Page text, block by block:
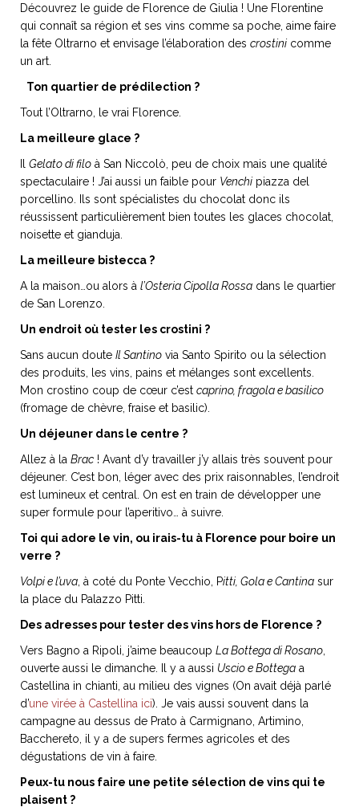
NOS ARTICLES ART ET DESIGN
Burano, la palette
superlatifs
du
ART DE VIVRE ITALIEN
Notre palette
Virtuosa Venezia
Découvrez le guide de Florence de Giulia ! Une Florentine
qui connaît sa région et ses vins comme sa poche, aime faire
la fête Oltrarno et envisage l’élaboration des crostinicomme
un art.
Ton quartier de prédilection ?
Tout l’Oltrarno, le vrai Florence.
La meilleure glace ?
Gelato di filo à San Niccolò, peu de choix mais une qualité
spectaculaire ! J’ai aussi un faible pour Venchipiazza del
porcellino. Ils sont spécialistes du chocolat donc ils
réussissent particulièrement bien toutes les glaces chocolat,
noisette et gianduja.
La meilleure bistecca ?
A la maison…ou alors à l’Osteria Cipolla Rossa dans le quartier
de San Lorenzo.
Un endroit où tester les crostini ?
Sans aucun doute Il Santino via Santo Spirito ou la sélection
des produits, les vins, pains et mélanges sont excellents.
Mon crostino coup de cœur c’est caprino, fragola e basilico
(fromage de chèvre, fraise et basilic).
Un déjeuner dans le centre ?
Allez à la Brac ! Avant d’y travailler j’y allais très souvent pour
déjeuner. C’est bon, léger avec des prix raisonnables, l’endroit
est lumineux et central. On est en train de développer une
super formule pour l’aperitivo… à suivre.
Toi qui adore le vin, ou irais-tu à Florence pour boire un
verre ?
Volpi e l’uva , à coté du Ponte Vecchio, Pitti, Gola e Cantina sur
la place du Palazzo Pitti.
Des adresses pour tester des vins hors de Florence ?
Vers Bagno a Ripoli, j’aime beaucoup La Bottega di Rosano
ouverte aussi le dimanche. Il y a aussi Uscio e Bottega a
Castellina in chianti, au milieu des vignes (On avait déjà parlé
d’une virée à Castellina ici). Je vais aussi souvent dans la
campagne au dessus de Prato à Carmignano, Artimino,
Bacchereto, il y a de supers fermes agricoles et des
dégustations de vin à faire.
Peux-tu nous faire une petite sélection de vins qui te
plaisent ?